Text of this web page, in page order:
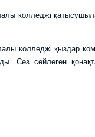
колледжі
колледжі қыздар
Сөз сөйлеген